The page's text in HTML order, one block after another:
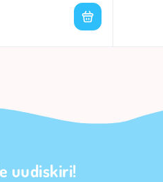
uudiskiri!